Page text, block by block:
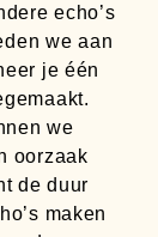
echo’s
we aan
je één
we
oorzaak
de duur
maken